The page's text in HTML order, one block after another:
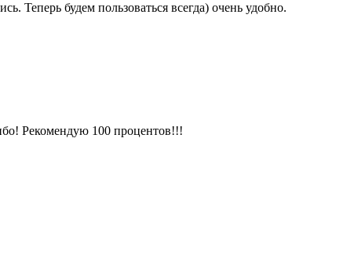
Теперь будем пользоваться всегда) очень удобно.
Рекомендую 100 процентов!!!